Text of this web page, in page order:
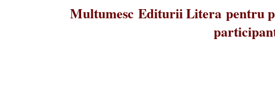
Multumesc Editurii Litera pentru